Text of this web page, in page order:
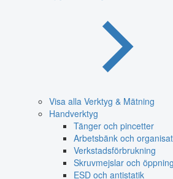
Visa alla Verktyg & Mätning
Handverktyg
Tänger och pincetter
Arbetsbänk och
Verkstadsförbrukning
Skruvmejslar och
ESD och antistatik